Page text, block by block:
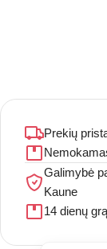
Prekių
Galimybė
Kaune
14 dienų